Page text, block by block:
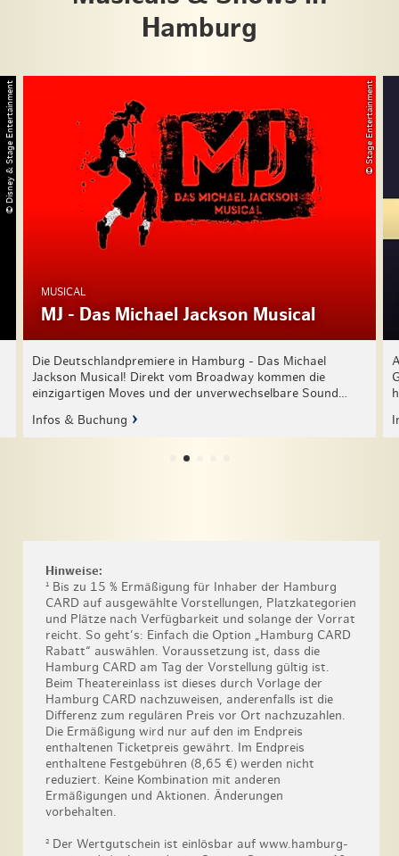
Hamburg
© Disney & Stage Entertainment © Stage Entertainment
MUSICAL
MJ - Das Michael Jackson Musical
Die Deutschlandpremiere in Hamburg - Das Michael
Jackson Musical! Direkt vom Broadway kommen die
einzigartigen Moves und der unverwechselbare Sound…
Infos & Buchung
Hinweise:
¹ Bis zu 15 % Ermäßigung für Inhaber der Hamburg
CARD auf ausgewählte Vorstellungen, Platzkategorien
und Plätze nach Verfügbarkeit und solange der Vorrat
reicht. So geht’s: Einfach die Option „Hamburg CARD
Rabatt“ auswählen. Voraussetzung ist, dass die
Hamburg CARD am Tag der Vorstellung gültig ist.
Beim Theatereinlass ist dieses durch Vorlage der
Hamburg CARD nachzuweisen, anderenfalls ist die
Differenz zum regulären Preis vor Ort nachzuzahlen.
Die Ermäßigung wird nur auf den im Endpreis
enthaltenen Ticketpreis gewährt. Im Endpreis
enthaltene Festgebühren (8,65 €) werden nicht
reduziert. Keine Kombination mit anderen
Ermäßigungen und Aktionen. Änderungen
vorbehalten.
² Der Wertgutschein ist einlösbar auf www.hamburg-